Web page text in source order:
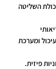
השליטה
ומערכת
פיזית.